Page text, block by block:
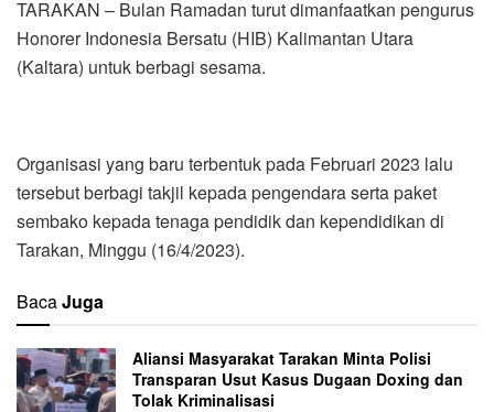
TARAKAN – Bulan Ramadan turut dimanfaatkan pengurus
Honorer Indonesia Bersatu (HIB) Kalimantan Utara
(Kaltara) untuk berbagi sesama.
Organisasi yang baru terbentuk pada Februari 2023 lalu
tersebut berbagi takjil kepada pengendara serta paket
sembako kepada tenaga pendidik dan kependidikan di
Tarakan, Minggu (16/4/2023).
BacaJuga
Aliansi Masyarakat Tarakan Minta Polisi
Transparan Usut Kasus Dugaan Doxing dan
Tolak Kriminalisasi